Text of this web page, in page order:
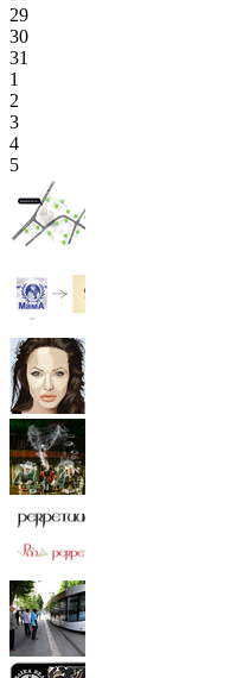
29
30
31
1
2
3
4
5